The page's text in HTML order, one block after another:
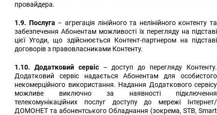
провайдера.
1.9. Послуга – агрегація лінійного та нелінійного контенту та
забезпечення Абонентам можливості їх перегляду на підставі
цієї Угоди, що здійснюється Контент-партнером на підставі
договорів з правовласниками Контенту.
1.10. Додатковий сервіс– доступ до перегляду Контенту.
Додатковий сервіс надається Абонентам для особистого
некомерційного використання. Надання Додаткового сервісу
можливе виключно за наявності підключення
телекомунікаційних послуг доступу до мережі Інтернет/
ДОМОНЕТ та абонентського Обладнання (зокрема, STB, Smart